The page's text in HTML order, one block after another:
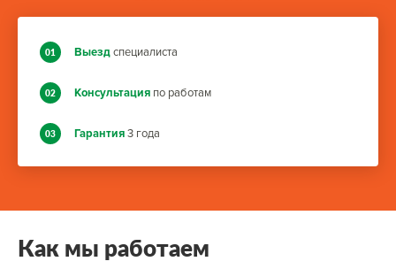
01 Выездспециалиста
02 Консультация по работам
03 Гарантия3 года
Как мы работаем